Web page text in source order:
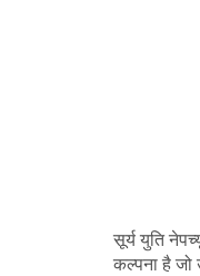
सूर्य युति
कल्पना है जो